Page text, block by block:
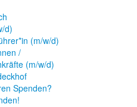
d)
(m/w/d)
/
(m/w/d)
Spenden?